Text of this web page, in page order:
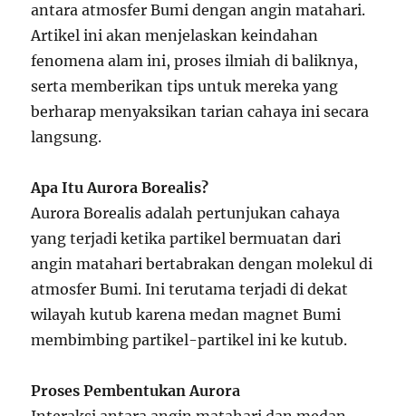
antara atmosfer Bumi dengan angin matahari.
Artikel ini akan menjelaskan keindahan
fenomena alam ini, proses ilmiah di baliknya,
serta memberikan tips untuk mereka yang
berharap menyaksikan tarian cahaya ini secara
langsung.
Apa Itu Aurora Borealis?
Aurora Borealis adalah pertunjukan cahaya
yang terjadi ketika partikel bermuatan dari
angin matahari bertabrakan dengan molekul di
atmosfer Bumi. Ini terutama terjadi di dekat
wilayah kutub karena medan magnet Bumi
membimbing partikel-partikel ini ke kutub.
Proses Pembentukan Aurora